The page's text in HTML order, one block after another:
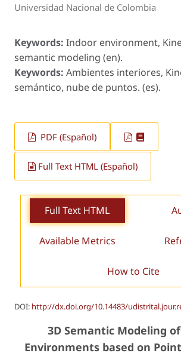
Universidad Nacional de Colombia
Keywords: Indoor environment,
semantic modeling (en).
Keywords: Ambientes interiores,
semántico, nube de puntos. (es).
PDF (Español)
Full Text HTML (Español)
Full Text HTML
Available Metrics
How to Cite
DOI: http://dx.doi.org/10.14483/
3D Semantic Modeling
Environments based on